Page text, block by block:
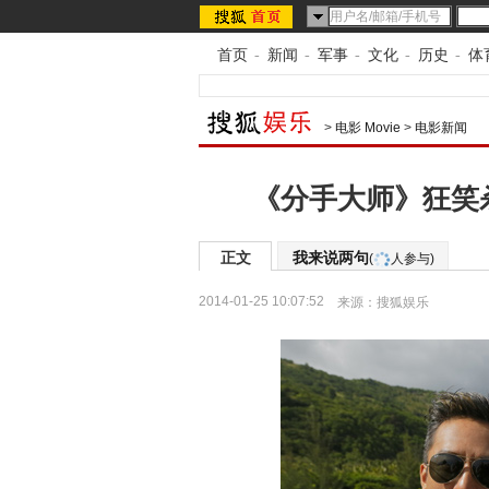
首页 - 新闻 - 军事 - 文化 - 历史 - 体
> 电影 Movie > 电影新闻
《分手大师》狂
正文 我来说两句( 人参与)
2014-01-25 10:07:52 来源： 搜狐娱乐